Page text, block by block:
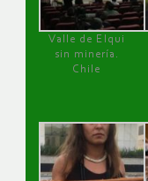
Valle de Elqui
sin minería.
Chile